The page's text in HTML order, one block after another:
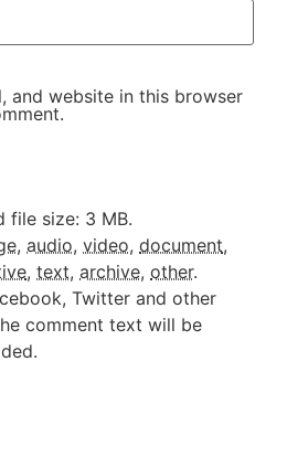
and website in this browser
file size: 3 MB.
, audio, video, document,
, text, archive, other.
Twitter and other
comment text will be